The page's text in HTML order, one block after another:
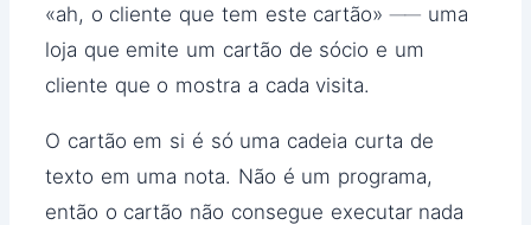
«ah, o cliente que tem este cartão» ── uma
loja que emite um cartão de sócio e um
cliente que o mostra a cada visita.
O cartão em si é só uma cadeia curta de
texto em uma nota. Não é um programa,
então o cartão não consegue executar nada